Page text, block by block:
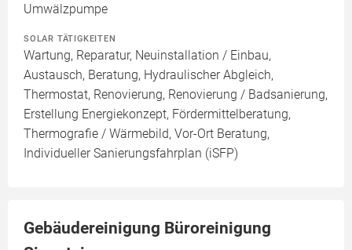
Umwälzpumpe
SOLAR TÄTIGKEITEN
Wartung, Reparatur, Neuinstallation / Einbau,
Austausch, Beratung, Hydraulischer Abgleich,
Thermostat, Renovierung, Renovierung / Badsanierung,
Erstellung Energiekonzept, Fördermittelberatung,
Thermografie / Wärmebild, Vor-Ort Beratung,
Individueller Sanierungsfahrplan (iSFP)
Gebäudereinigung Büroreinigung